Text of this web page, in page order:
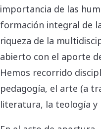
importancia de las
formación integral de
riqueza de la
abierto con el aporte
Hemos recorrido
pedagogía, el arte (a
literatura, la teología y